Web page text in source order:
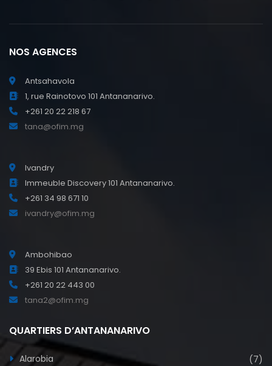
NOS AGENCES
Antsahavola
1, rue Rainotovo 101 Antananarivo.
+261 20 22 218 67
tana@ofim.mg
Ivandry
Immeuble Discovery 101 Antananarivo.
+261 34 98 671 10
ivandry@ofim.mg
Ambohibao
39 Ebis 101 Antananarivo.
+261 20 22 443 00
tana2@ofim.mg
QUARTIERS D’ANTANANARIVO
Alarobia
(7)